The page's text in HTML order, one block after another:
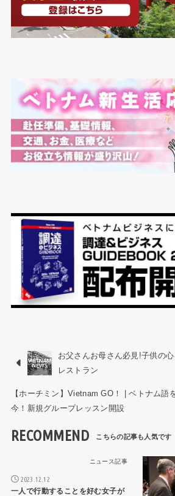
お父さんお母さん必見!子供の
レストラン
【ホーチミン】Vietnam GO！ | ベトナム語
今！新規グループレッスン開設
RECOMMEND
ニュース記事
2023.12.12
一人で行動することを好む女子が